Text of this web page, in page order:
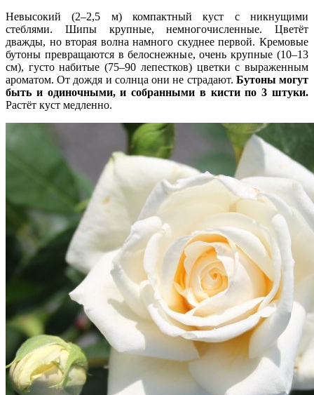
Невысокий (2–2,5 м) компактный куст с никнущими
стеблями. Шипы крупные, немногочисленные. Цветёт
дважды, но вторая волна намного скуднее первой. Кремовые
бутоны превращаются в белоснежные, очень крупные (10–13
см), густо набитые (75–90 лепестков) цветки с выраженным
ароматом. От дождя и солнца они не страдают. Бутоны могут
быть и одиночными, и собранными в кисти по 3 штуки.
Растёт куст медленно.